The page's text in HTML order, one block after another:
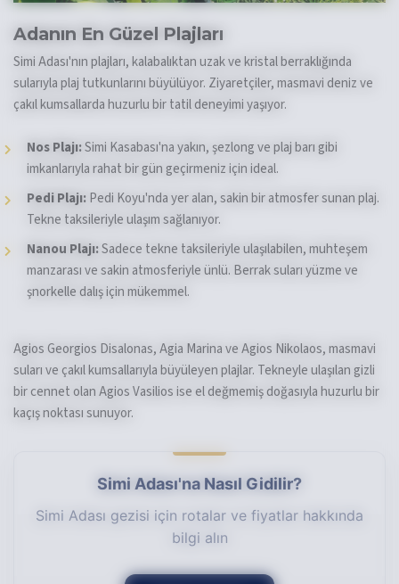
Adanın En Güzel Plajları
Simi Adası'nın plajları, kalabalıktan uzak ve kristal berraklığında
sularıyla plaj tutkunlarını büyülüyor. Ziyaretçiler, masmavi deniz ve
çakıl kumsallarda huzurlu bir tatil deneyimi yaşıyor.
Nos Plajı:Simi Kasabası'na yakın, şezlong ve plaj barı gibi
imkanlarıyla rahat bir gün geçirmeniz için ideal.
Pedi Plajı:Pedi Koyu'nda yer alan, sakin bir atmosfer sunan plaj.
Tekne taksileriyle ulaşım sağlanıyor.
Nanou Plajı:Sadece tekne taksileriyle ulaşılabilen, muhteşem
manzarası ve sakin atmosferiyle ünlü. Berrak suları yüzme ve
şnorkelle dalış için mükemmel.
Agios Georgios Disalonas, Agia Marina ve Agios Nikolaos, masmavi
suları ve çakıl kumsallarıyla büyüleyen plajlar. Tekneyle ulaşılan gizli
bir cennet olan Agios Vasilios ise el değmemiş doğasıyla huzurlu bir
kaçış noktası sunuyor.
Simi Adası'na Nasıl Gidilir?
Simi Adası gezisi için rotalar ve fiyatlar hakkında
bilgi alın